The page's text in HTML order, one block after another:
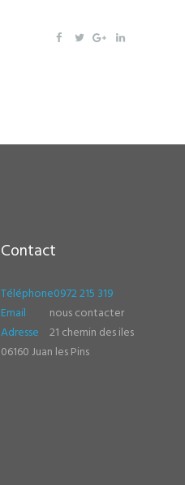
Contact
Téléphone0972 215 319
Email
nous contacter
Adresse
21 chemin des iles
06160 Juan les Pins